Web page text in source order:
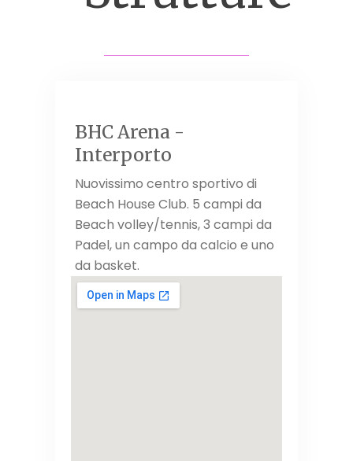
BHC Arena -
Interporto
Nuovissimo centro sportivo di
Beach House Club. 5 campi da
Beach volley/tennis, 3 campi da
Padel, un campo da calcio e uno
da basket.